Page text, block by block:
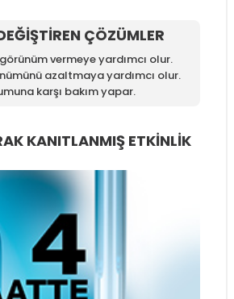
ÇÖZÜMLER
vermeye yardımcı olur.
azaltmaya yardımcı olur.
karşı bakım yapar.
KANITLANMIŞ ETKİNLİK